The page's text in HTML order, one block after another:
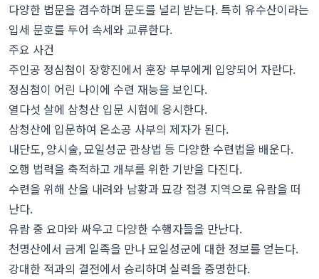
다양한 법문을 겸수하며 문도를 널리 받는다. 특히 유수산이라는
입세 문호를 두어 속세와 교류한다.
주요 사건
주인공 정심첨이 장향진에서 훈장 부부에게 입양되어 자란다.
정심첨이 어린 나이에 수련 재능을 보인다.
열다섯 살에 삼청산 입문 시험에 응시한다.
삼청산에 입문하여 온소공 사부의 제자가 된다.
내단도, 양시술, 묘일성군 관상법 등 다양한 수련법을 배운다.
오행 법력을 축적하고 개부를 위한 기반을 다진다.
수련을 위해 산을 내려와 남황과 묘강 접경 지역으로 유람을 떠
난다.
유람 중 요마와 싸우고 다양한 수행자들을 만난다.
천명산에서 금계 일족을 만나 묘일성군에 대한 정보를 얻는다.
강대한 적과의 결전에서 승리하며 실력을 증명한다.